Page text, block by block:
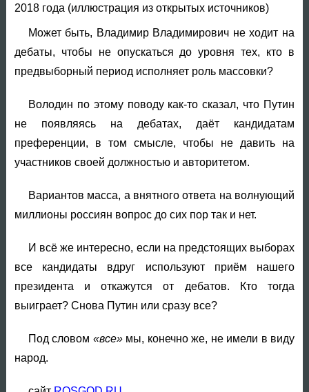
2018 года (иллюстрация из открытых источников)
Может быть, Владимир Владимирович не ходит на
дебаты, чтобы не опускаться до уровня тех, кто в
предвыборный период исполняет роль массовки?
Володин по этому поводу как-то сказал, что Путин
не появляясь на дебатах, даёт кандидатам
преференции, в том смысле, чтобы не давить на
участников своей должностью и авторитетом.
Вариантов масса, а внятного ответа на волнующий
миллионы россиян вопрос до сих пор так и нет.
И всё же интересно, если на предстоящих выборах
все кандидаты вдруг используют приём нашего
президента и откажутся от дебатов. Кто тогда
выиграет? Снова Путин или сразу все?
Под словом «все»мы, конечно же, не имели в виду
народ.